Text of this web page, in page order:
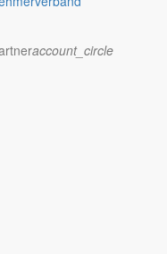
account_circle